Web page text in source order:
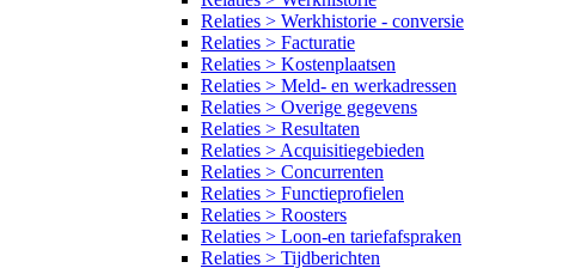
Relaties > Werkhistorie - conversie
Relaties > Facturatie
Relaties > Kostenplaatsen
Relaties > Meld- en werkadressen
Relaties > Overige gegevens
Relaties > Resultaten
Relaties > Acquisitiegebieden
Relaties > Concurrenten
Relaties > Functieprofielen
Relaties > Roosters
Relaties > Loon-en tariefafspraken
Relaties > Tijdberichten